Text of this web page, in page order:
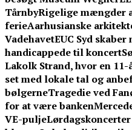
TårnbyRigelige mængder
ferieAarhusianske
VadehavetEUC Syd
handicappede til koncert
Lakolk Strand, hvor en
set med lokale tal og
bølgerneTragedie ved
for at være banken
VE-pulje